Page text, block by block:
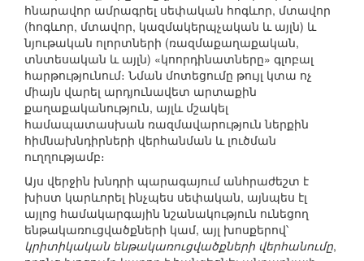
հնարավոր ամրագրել սեփական հոգևոր, մտավոր
(հոգևոր, մտավոր, կազմակերպչական և այլն) և
նյութական ոլորտների (ռազմաքաղաքական,
տնտեսական և այլն) «կոորդինատները» գլոբալ
հարթությունում։ Նման մոտեցումը թույլ կտա ոչ
միայն վարել արդյունավետ արտաքին
քաղաքականություն, այլև մշակել
համապատասխան ռազմավարություն ներքին
հիմնախնդիրների վերհանման և լուծման
ուղղությամբ։
Այս վերջին խնդրի պարագայում անհրաժեշտ է
խիստ կարևորել ինչպես սեփական, այնպես էլ
այլոց համակարգային նշանակություն ունեցող
ենթակառուցվածքների կամ, այլ խոսքերով՝
կրիտիկական ենթակառուցվածքների վերհանումը,